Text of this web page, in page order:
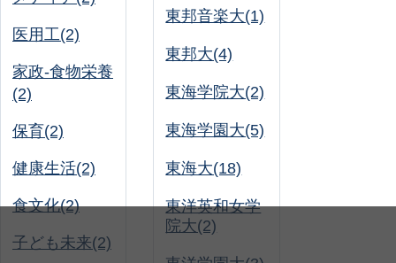
医用工(2)
家政-食物栄養
(2)
保育(2)
健康生活(2)
食文化(2)
子ども未来(2)
東邦音楽大(1)
東邦大(4)
東海学院大(2)
東海学園大(5)
東海大(18)
東洋英和女学
院大(2)